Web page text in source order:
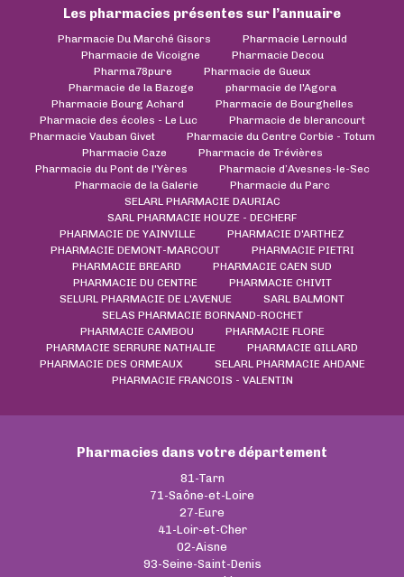
Les pharmacies présentes sur l’annuaire
Pharmacie Du Marché Gisors
Pharmacie Lernould
Pharmacie de Vicoigne
Pharmacie Decou
Pharma78pure
Pharmacie de Gueux
Pharmacie de la Bazoge
pharmacie de l'Agora
Pharmacie Bourg Achard
Pharmacie de Bourghelles
Pharmacie des écoles - Le Luc
Pharmacie de blerancourt
Pharmacie Vauban Givet
Pharmacie du Centre Corbie - Totum
Pharmacie Caze
Pharmacie de Trévières
Pharmacie du Pont de l'Yères
Pharmacie d’Avesnes-le-Sec
Pharmacie de la Galerie
Pharmacie du Parc
SELARL PHARMACIE DAURIAC
SARL PHARMACIE HOUZE - DECHERF
PHARMACIE DE YAINVILLE
PHARMACIE D'ARTHEZ
PHARMACIE DEMONT-MARCOUT
PHARMACIE PIETRI
PHARMACIE BREARD
PHARMACIE CAEN SUD
PHARMACIE DU CENTRE
PHARMACIE CHIVIT
SELURL PHARMACIE DE L'AVENUE
SARL BALMONT
SELAS PHARMACIE BORNAND-ROCHET
PHARMACIE CAMBOU
PHARMACIE FLORE
PHARMACIE SERRURE NATHALIE
PHARMACIE GILLARD
PHARMACIE DES ORMEAUX
SELARL PHARMACIE AHDANE
PHARMACIE FRANCOIS - VALENTIN
Pharmacies dans votre département
81-Tarn
71-Saône-et-Loire
27-Eure
41-Loir-et-Cher
02-Aisne
93-Seine-Saint-Denis